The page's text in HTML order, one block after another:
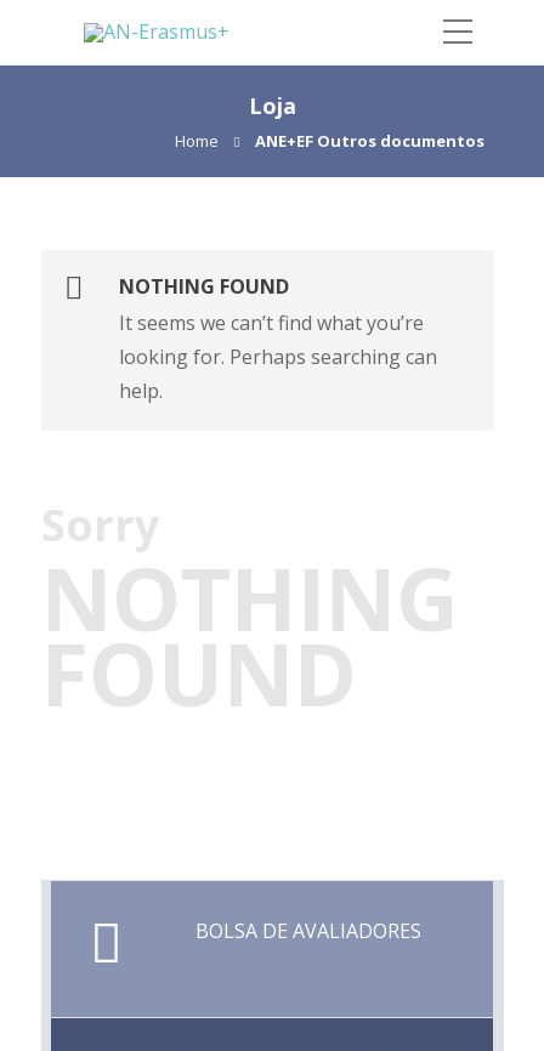
Loja
Home ANE+EF Outros documentos
NOTHING FOUND
It seems we can’t find what you’re
looking for. Perhaps searching can
help.
Sorry
NOTHING
FOUND
BOLSA DE AVALIADORES